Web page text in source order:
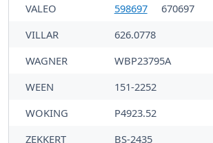
VALEO
598697
670697
VILLAR
626.0778
WAGNER
WBP23795A
WEEN
151-2252
WOKING
P4923.52
ZEKKERT
BS-2435